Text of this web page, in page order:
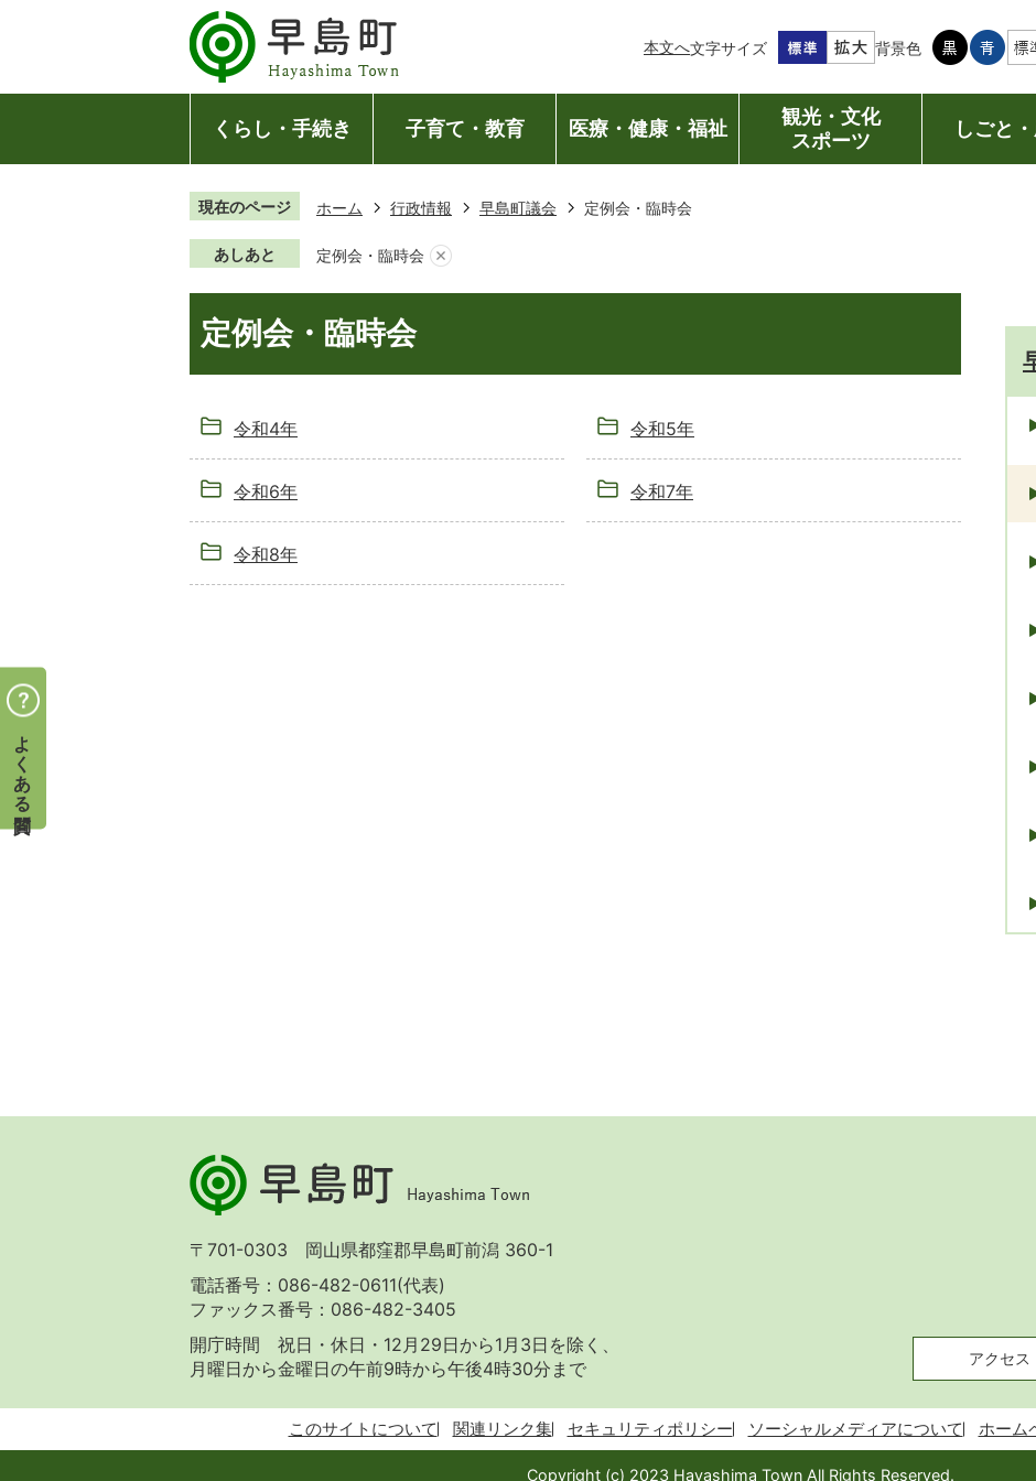
本文へ文字サイズ 背景色
くらし・手続き 子育て・教育 医療・健康・福祉
観光・文化
スポーツ
しごと
現在のページ ホーム 行政情報 早島町議会 定例会・臨時会
あしあと 定例会・臨時会
定例会・臨時会
令和4年 令和5年
令和6年 令和7年
令和8年
よくある質問
早
島
町
Hayashima
Town
〒701-0303 岡山県都窪郡早島町前潟 360-1
電話番号：086-482-0611(代表)
ファックス番号：086-482-3405
開庁時間 祝日・休日・12月29日から1月3日を除く、
月曜日から金曜日の午前9時から午後4時30分まで
アクセス
このサイトについて 関連リンク集 セキュリティポリシー ソーシャルメディアについて ホーム
Copyright (c) 2023 Hayashima Town All Rights Reserved.